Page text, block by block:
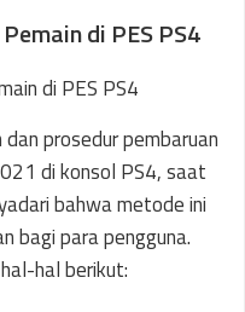
di PES PS4
prosedur pembaruan
di konsol PS4, saat
bahwa metode ini
bagi para pengguna.
hal berikut: